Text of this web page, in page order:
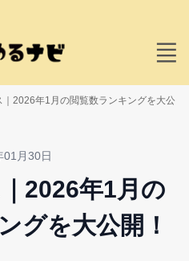
｜2026年1月の閲覧数ランキングを大公
01月30日
2026年1月の
グを大公開！